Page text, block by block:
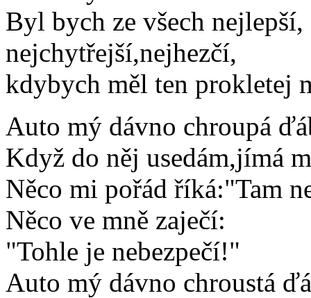
Byl bych ze všech nejlepší,
nejchytřejší,nejhezčí,
kdybych měl ten prokletej
Auto mý dávno chroupá
Když do něj usedám,jímá
Něco mi pořád říká:"Tam
Něco ve mně zaječí:
"Tohle je nebezpečí!"
Auto mý dávno chroustá